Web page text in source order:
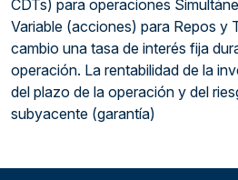
CDTs) para operaciones
Variable (acciones) para Repos y
cambio una tasa de interés fija
operación. La rentabilidad de la
del plazo de la operación y del
subyacente (garantía)